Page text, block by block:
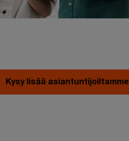
Kysy lisää asiantuntijoiltamme